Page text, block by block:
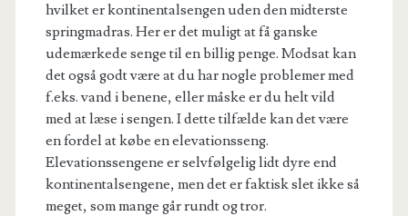
hvilket er kontinentalsengen uden den midterste
springmadras. Her er det muligt at få ganske
udemærkede senge til en billig penge. Modsat kan
det også godt være at du har nogle problemer med
f.eks. vand i benene, eller måske er du helt vild
med at læse i sengen. I dette tilfælde kan det være
en fordel at købe en elevationsseng.
Elevationssengene er selvfølgelig lidt dyre end
kontinentalsengene, men det er faktisk slet ikke så
meget, som mange går rundt og tror.